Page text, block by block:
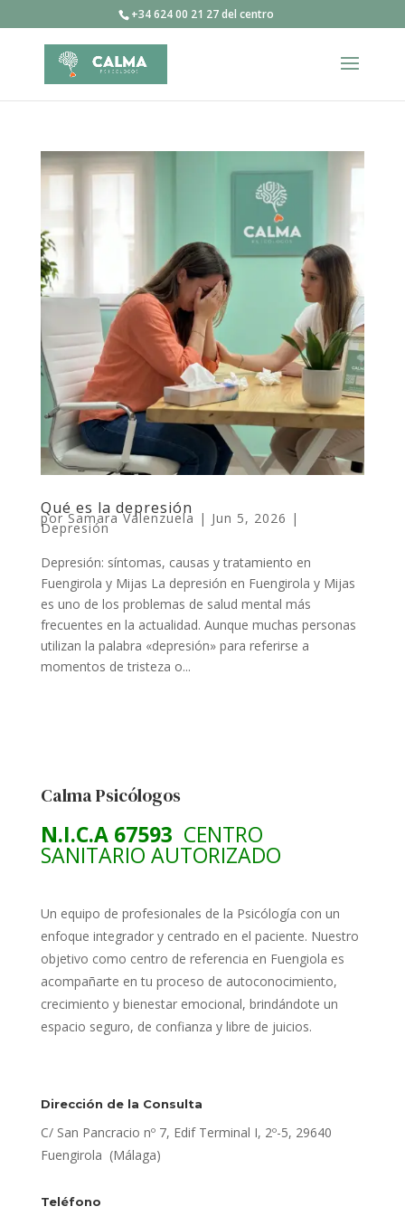
+34 624 00 21 27 del centro
Qué es la depresión
porSamara Valenzuela | Jun 5, 2026 |
Depresión
Depresión: síntomas, causas y tratamiento en
Fuengirola y Mijas La depresión en Fuengirola y Mijas
es uno de los problemas de salud mental más
frecuentes en la actualidad. Aunque muchas personas
utilizan la palabra «depresión» para referirse a
momentos de tristeza o...
Calma Psicólogos
N.I.C.A 67593 CENTRO
SANITARIO AUTORIZADO
Un equipo de profesionales de la Psicólogía con un
enfoque integrador y centrado en el paciente. Nuestro
objetivo como centro de referencia en Fuengiola es
acompañarte en tu proceso de autoconocimiento,
crecimiento y bienestar emocional, brindándote un
espacio seguro, de confianza y libre de juicios.
Dirección de la Consulta
C/ San Pancracio nº 7, Edif Terminal I, 2º-5, 29640
Fuengirola (Málaga)
Teléfono